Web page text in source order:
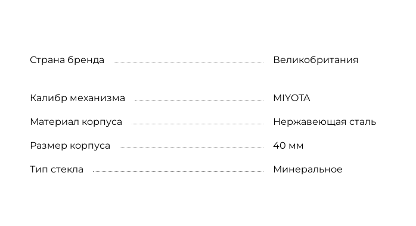
Страна бренда Великобритания
Калибр механизма MIYOTA
Материал корпуса Нержавеющая сталь
Размер корпуса 40 мм
Тип стекла Минеральное